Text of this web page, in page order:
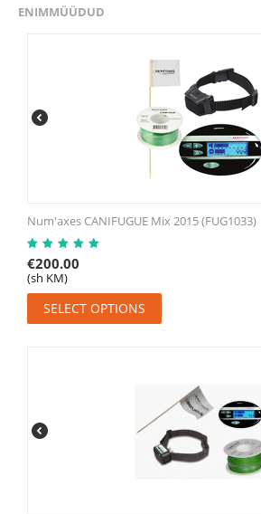
ENIMMÜÜDUD
Num'axes CANIFUGUE Mix 2015 (FUG1033)
€200.00
(sh KM)
SELECT OPTIONS